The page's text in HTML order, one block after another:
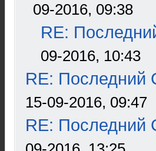
09-2016, 09:38
RE:
09-2016, 10:43
RE: Последний
15-09-2016, 09:47
RE: Последний